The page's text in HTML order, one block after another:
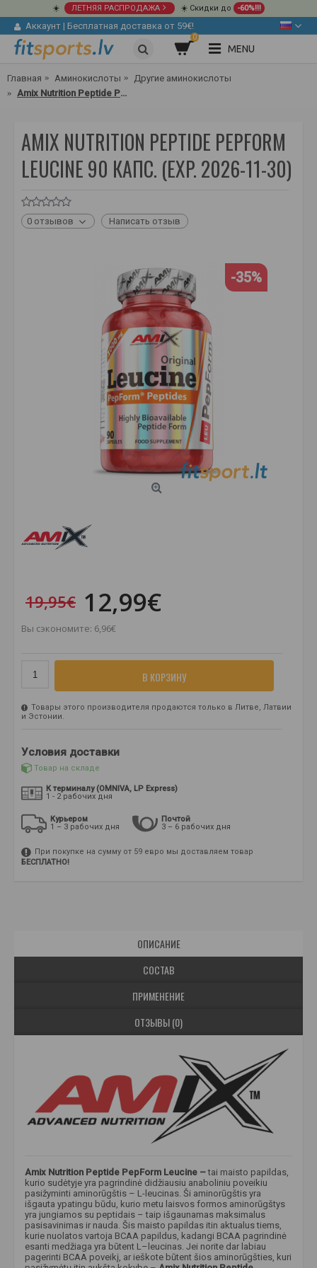
☀️ ЛЕТНЯЯ РАСПРОДАЖА ☀️ Скидки до -60%!!!
Аккаунт | Бесплатная доставка от 59€!
0
MENU
Главная Аминокислоты
Другие аминокислоты
Amix Nutrition Peptide PepForm Leucine 90 капс.
AMIX NUTRITION PEPTIDE PEPFORM
LEUCINE 90 КАПС. (EXP. 2026-11-30)
0 отзывов Написать отзыв
-35%
19,95€ 12,99€
Вы сэкономите: 6,96€
В КОРЗИНУ
Товары этого производителя продаются только в Литве, Латвии
и Эстонии.
Условия доставки
Товар на складе
К терминалу (OMNIVA, LP Express)
1 - 2 рабочих дня
Курьером
1 – 3 рабочих дня
Почтой
3 – 6 рабочих дня
При покупке на сумму от 59 евро мы доставляем товар
БЕСПЛАТНО!
ОПИСАНИЕ
СОСТАВ
ПРИМЕНЕНИЕ
ОТЗЫВЫ (0)
Amix Nutrition Peptide PepForm Leucine –tai maisto papildas,
kurio sudėtyje yra pagrindinė didžiausiu anaboliniu poveikiu
pasižyminti aminorūgštis – L-leucinas. Ši aminorūgštis yra
išgauta ypatingu būdu, kurio metu laisvos formos aminorūgštys
yra jungiamos su peptidais – taip išgaunamas maksimalus
pasisavinimas ir nauda. Šis maisto papildas itin aktualus tiems,
kurie nuolatos vartoja BCAA papildus, kadangi BCAA pagrindinė
esanti medžiaga yra būtent L–leucinas. Jei norite dar labiau
pagerinti BCAA poveikį, ar ieškote būtent šios aminorūgšties, kuri